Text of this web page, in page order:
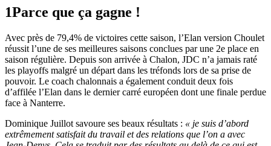
1Parce que ça gagne !
Avec près de 79,4% de victoires cette saison, l’Elan version Choulet
réussit l’une de ses meilleures saisons conclues par une 2e place en
saison régulière. Depuis son arrivée à Chalon, JDC n’a jamais raté
les playoffs malgré un départ dans les tréfonds lors de sa prise de
pouvoir. Le coach chalonnais a également conduit deux fois
d’affilée l’Elan dans le dernier carré européen dont une finale perdue
face à Nanterre.
Dominique Juillot savoure ses beaux résultats : « je suis d’abord
extrêmement satisfait du travail et des relations que l’on a avec